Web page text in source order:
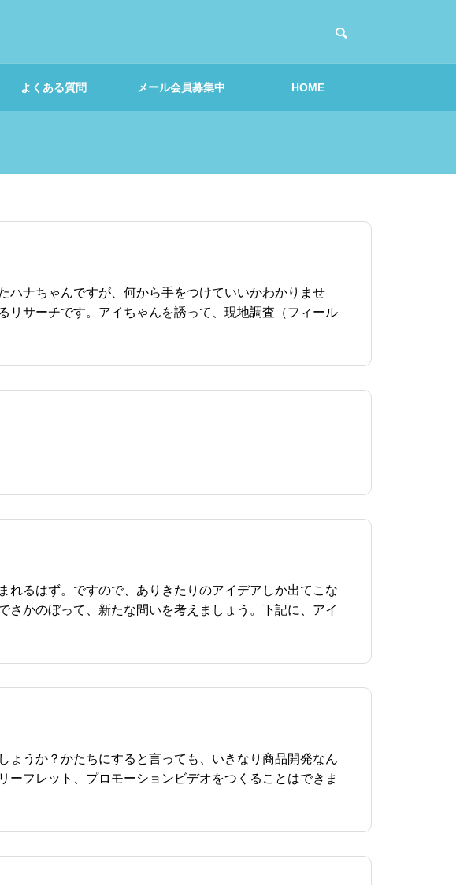
よくある質問 メール会員募集中 HOME
解説｜アイデア発想
ハナちゃんですが、何から手をつけていいかわかりませ
リサーチです。アイちゃんを誘って、現地調査（フィール
れるはず。ですので、ありきたりのアイデアしか出てこな
かのぼって、新たな問いを考えましょう。下記に、アイ
ょうか？かたちにすると言っても、いきなり商品開発なん
フレット、プロモーションビデオをつくることはできま